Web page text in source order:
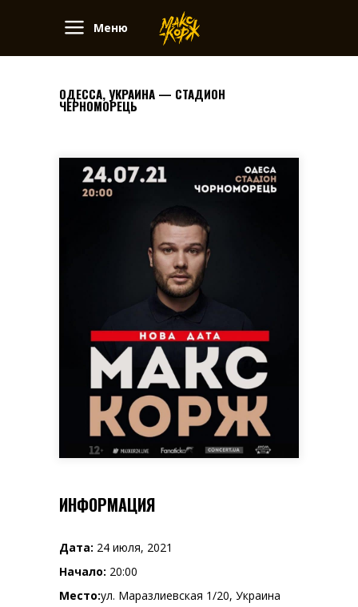
Меню
ОДЕССА, УКРАИНА — СТАДИОН
ЧЕРНОМОРЕЦЬ
ИНФОРМАЦИЯ
Дата: 24 июля, 2021
Начало: 20:00
Место:ул. Маразлиевская 1/20, Украина